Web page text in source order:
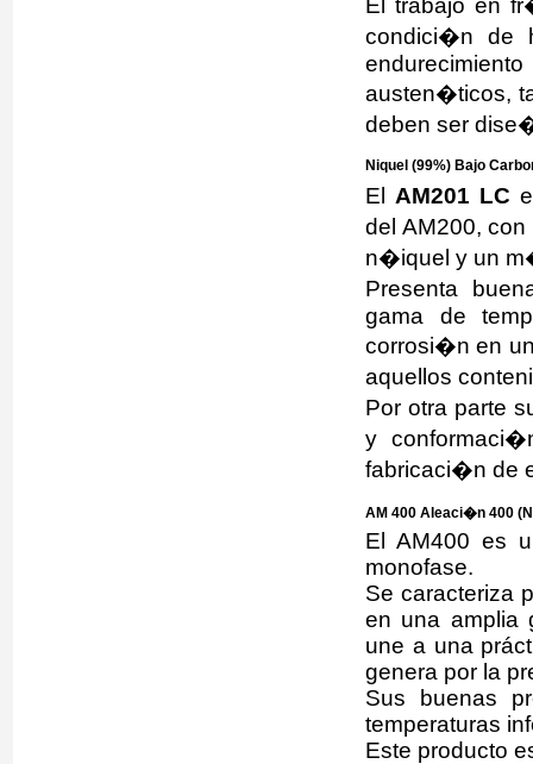
El trabajo en
condici�n de
austen�ticos,
deben ser
Niquel (99%) Bajo
El AM201 LC
del AM200,
n�iquel y un
Presenta
gama de
corrosi�n en
aquellos
Por otra parte
y
fabricaci�n de
AM 400 Aleaci�n 400
El AM400 es
monofase.
Se caracteriza
en una amplia
une a una
genera por la
Sus buenas
temperaturas
Este producto